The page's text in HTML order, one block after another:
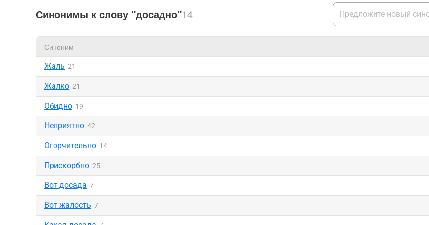
Синонимы к слову "досадно"14
Синоним
Жаль 21
Жалко 21
Обидно 19
Неприятно 42
Огорчительно 14
Прискорбно 25
Вот досада 7
Вот жалость 7